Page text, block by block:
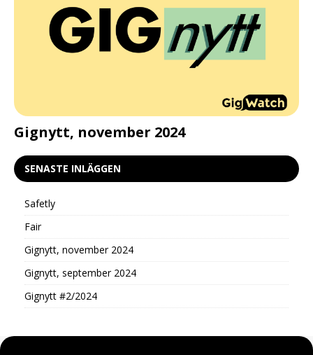
Gignytt, november 2024
SENASTE INLÄGGEN
Safetly
Fair
Gignytt, november 2024
Gignytt, september 2024
Gignytt #2/2024